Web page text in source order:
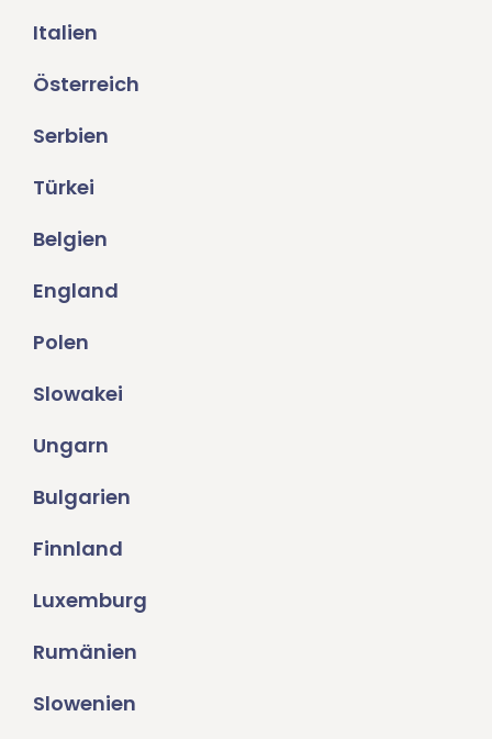
Italien
Österreich
Serbien
Türkei
Belgien
England
Polen
Slowakei
Ungarn
Bulgarien
Finnland
Luxemburg
Rumänien
Slowenien